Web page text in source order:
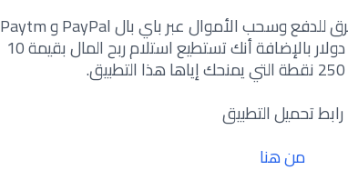
بالإضافة أن التطبيق يمنحك عدة طرق للدفع وسحب الأموال عبر باي بال PayPal و Paytm
بالإضافة أن الحد الأدنى للدفع 15 دولار بالإضافة أنك تستطيع استلام ربح المال بقيمة 10
رابط تحميل التطبيق
من هنا